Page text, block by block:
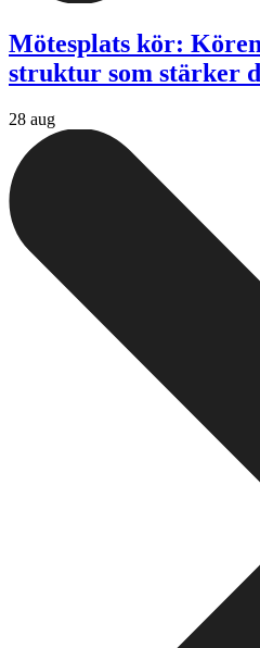
Mötesplats kör:
struktur som stärker
28 aug